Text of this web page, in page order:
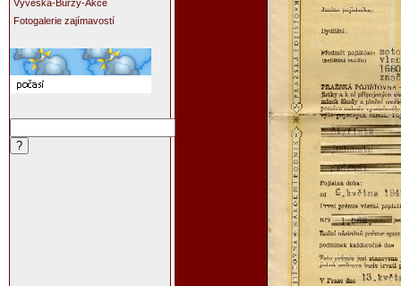
Vývěska-Burzy-Akce
Fotogalerie zajímavostí